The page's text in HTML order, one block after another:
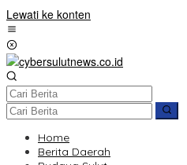
Lewati ke konten
Home
Berita Daerah